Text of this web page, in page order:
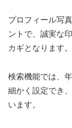
プロフィール写
ントで、誠実な
カギとなります。
検索機能では、
細かく設定でき
います。